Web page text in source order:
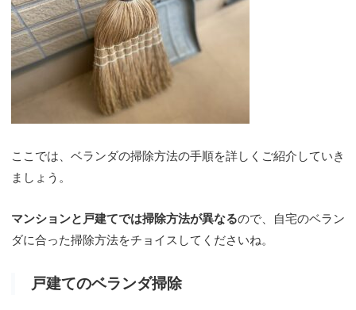
ここでは、ベランダの掃除方法の手順を詳しくご紹介していき
ましょう。
マンションと戸建てでは掃除方法が異なるので、自宅のベラン
ダに合った掃除方法をチョイスしてくださいね。
戸建てのベランダ掃除